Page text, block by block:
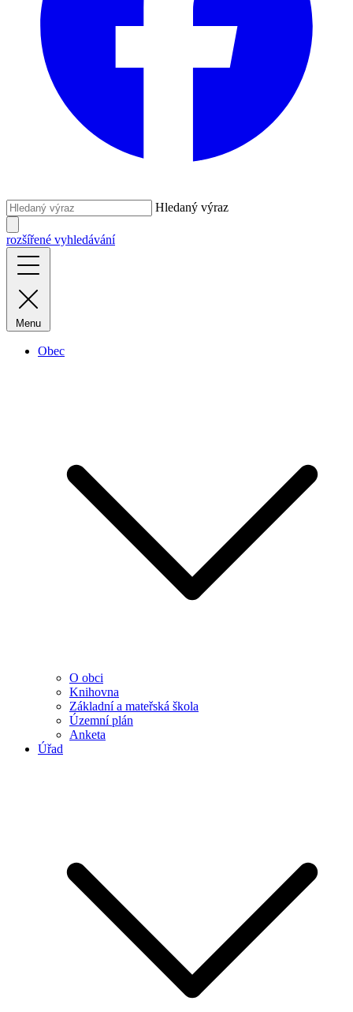
Hledaný výraz
rozšířené vyhledávání
Menu
Obec
O obci
Knihovna
Základní a mateřská škola
Územní plán
Anketa
Úřad